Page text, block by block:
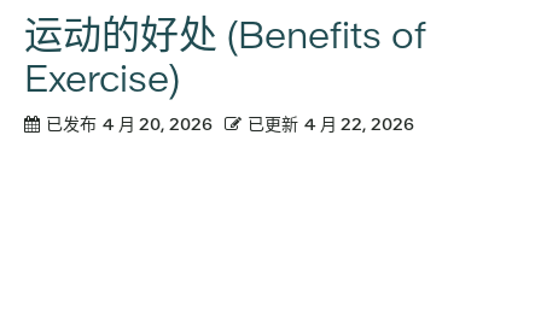
运动的好处 (Benefits of
Exercise)
已发布 4 月 20, 2026 已更新 4 月 22, 2026